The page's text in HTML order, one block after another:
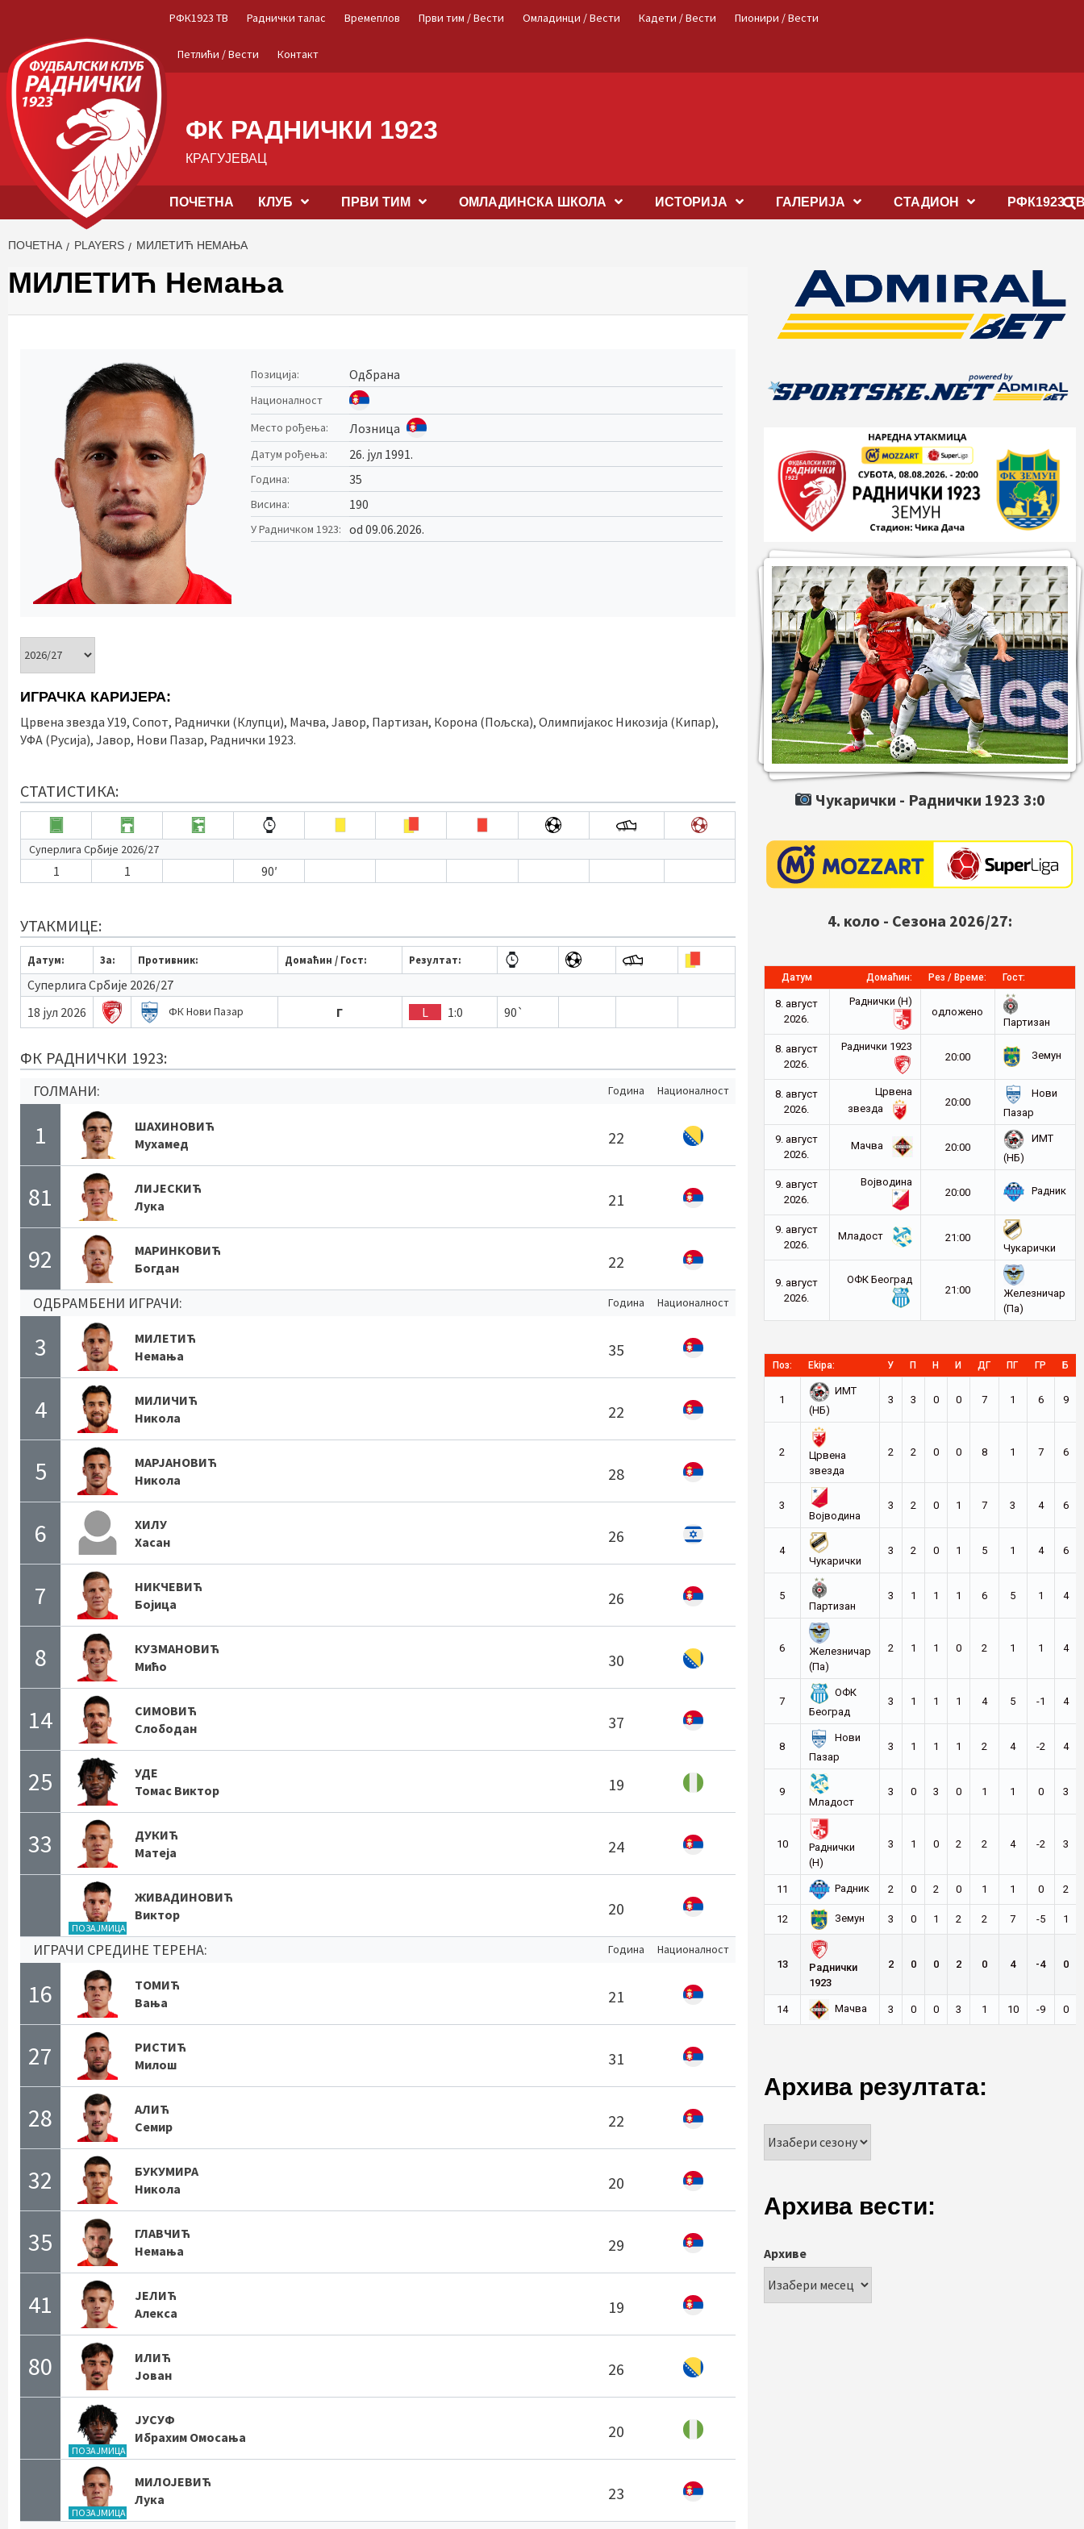
content
РФК1923 ТВ Раднички талас Времеплов Први тим / Вести Омладинци / Вести Кадети / Вести Пионири / Вести
Петлићи / Вести Контакт
ФК РАДНИЧКИ 1923
КРАГУЈЕВАЦ
ПОЧЕТНА КЛУБ ПРВИ ТИМ OМЛАДИНСКА ШКОЛА ИСТОРИЈА ГАЛЕРИЈА СТАДИОН РФК1923
ПОЧЕТНА PLAYERS МИЛЕТИЋ НЕМАЊА
МИЛЕТИЋ Немања
Позиција: Одбрана
Националност
Место рођења:
Лозница
Датум рођења: 26. јул 1991.
Година: 35
Висина: 190
У Радничком 1923: od 09.06.2026.
ИГРАЧКА КАРИЈЕРА:
Црвена звезда У19, Сопот, Раднички (Клупци), Мачва, Јавор, Партизан, Корона (Пољска), Олимпијакос Никозија (Кипар),
УФА (Русија), Јавор, Нови Пазар, Раднички 1923.
СТАТИСТИКА:
Суперлига Србије 2026/27
1 1 90′
УТАКМИЦЕ:
Датум: За: Противник: Домаћин / Гост: Резултат:
Суперлига Србије 2026/27
18 јул 2026
ФК Нови Пазар Г L 1:0 90`
ФК РАДНИЧКИ 1923:
ГОЛМАНИ: Година Националност
1
ШАХИНОВИЋ
Мухамед
22
81
ЛИЈЕСКИЋ
Лука
21
92
МАРИНКОВИЋ
Богдан
22
ОДБРАМБЕНИ ИГРАЧИ: Година Националност
3
МИЛЕТИЋ
Немања
35
4
МИЛИЧИЋ
Никола
22
5
МАРЈАНОВИЋ
Никола
28
6
ХИЛУ
Хасан
26
7
НИКЧЕВИЋ
Бојица
26
8
КУЗМАНОВИЋ
Мићо
30
14
СИМОВИЋ
Слободан
37
25
УДЕ
Томас Виктор
19
33
ДУКИЋ
Матеја
24
ПОЗАЈМИЦА
ЖИВАДИНОВИЋ
Виктор
20
ИГРАЧИ СРЕДИНЕ ТЕРЕНА: Година Националност
16
ТОМИЋ
Вања
21
27
РИСТИЋ
Милош
31
28
АЛИЋ
Семир
22
32
БУКУМИРА
Никола
20
35
ГЛАВЧИЋ
Немања
29
41
ЈЕЛИЋ
Алекса
19
80
ИЛИЋ
Јован
26
ПОЗАЈМИЦА
ЈУСУФ
Ибрахим Омосања
20
ПОЗАЈМИЦА
МИЛОЈЕВИЋ
Лука
23
Чукарички - Раднички 1923 3:0
4. коло - Сезона 2026/27:
Датум Домаћин: Рез / Време: Гост:
8. август
2026.
Раднички (Н)
oдложено
Партизан
8. август
2026.
Раднички 1923
20:00
Земун
8. август
2026.
Црвена
звезда
20:00
Нови
Пазар
9. август
2026.
Мачва 20:00
ИМТ
(НБ)
9. август
2026.
Војводина
20:00
Радник
9. август
2026.
Младост
21:00
Чукарички
9. август
2026.
ОФК Београд
21:00
Железничар
(Па)
Поз: Ekipa: У П Н И ДГ ПГ ГР Б
1
ИМТ
(НБ)
3 3 0 0 7 1 6 9
2
Црвена
звезда
2 2 0 0 8 1 7 6
3
Војводина
3 2 0 1 7 3 4 6
4
Чукарички
3 2 0 1 5 1 4 6
5
Партизан
3 1 1 1 6 5 1 4
6
Железничар
(Па)
2 1 1 0 2 1 1 4
7
ОФК
Београд
3 1 1 1 4 5 -1 4
8
Нови
Пазар
3 1 1 1 2 4 -2 4
9
Младост
3 0 3 0 1 1 0 3
10
Раднички
(Н)
3 1 0 2 2 4 -2 3
11 Радник 2 0 2 0 1 1 0 2
12 Земун 3 0 1 2 2 7 -5 1
13
Раднички
1923
2 0 0 2 0 4 -4 0
14 Мачва 3 0 0 3 1 10 -9 0
Архива резултата:
Архива вести:
Архиве